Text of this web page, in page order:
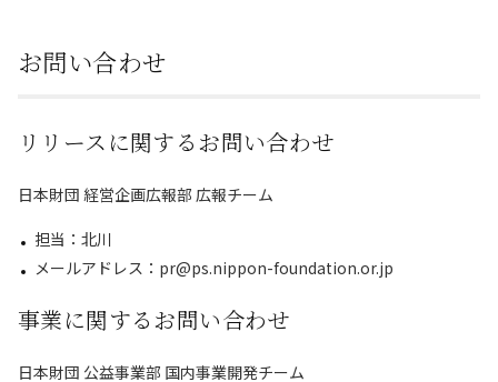
お問い合わせ
リリースに関するお問い合わせ
日本財団 経営企画広報部 広報チーム
担当：北川
メールアドレス：pr@ps.nippon-foundation.or.jp
事業に関するお問い合わせ
日本財団 公益事業部 国内事業開発チーム